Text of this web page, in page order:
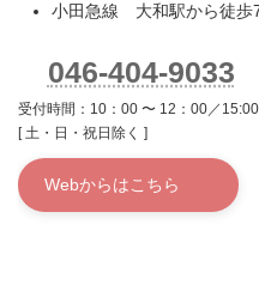
小田急線 大和駅から徒歩
046-404-9033
受付時間：10：00 〜 12：00／
[ 土・日・祝日除く ]
Webからはこちら